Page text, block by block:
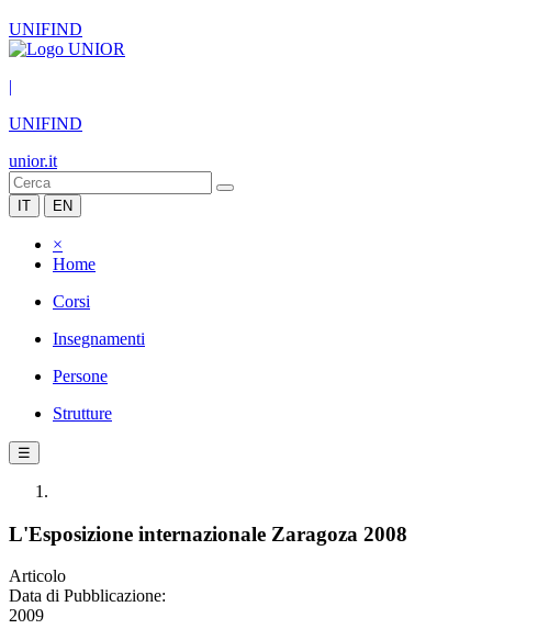
UNIFIND
|
UNIFIND
unior.it
IT EN
×
Home
Corsi
Insegnamenti
Persone
Strutture
☰
L'Esposizione internazionale Zaragoza 2008
Articolo
Data di Pubblicazione:
2009